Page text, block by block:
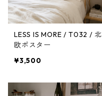
LESS IS MORE / T032 / 北
欧ポスター
¥3,500